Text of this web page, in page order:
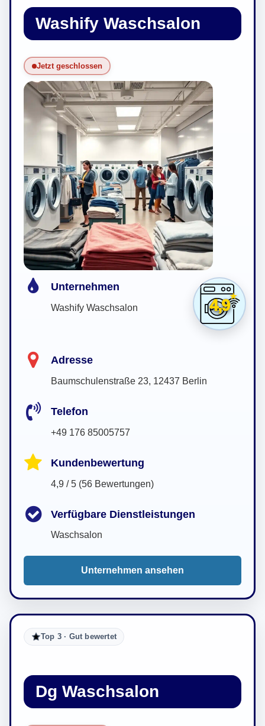
Washify Waschsalon
Jetzt geschlossen
4,9
Unternehmen
Washify Waschsalon
Adresse
Baumschulenstraße 23, 12437 Berlin
Telefon
+49 176 85005757
Kundenbewertung
4,9 / 5 (56 Bewertungen)
Verfügbare Dienstleistungen
Waschsalon
Unternehmen ansehen
Top 3 · Gut bewertet
Dg Waschsalon